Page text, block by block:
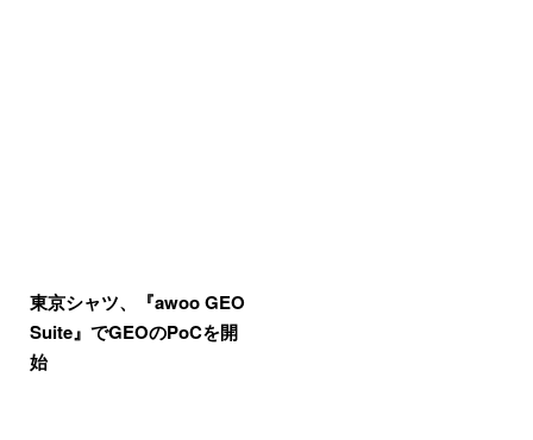
東京シャツ、『awoo GEO
Suite』でGEOのPoCを開
始